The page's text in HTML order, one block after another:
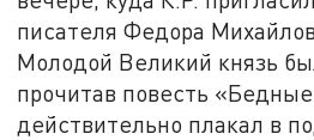
писателя Федора
Молодой Великий князь
прочитав повесть
действительно плакал в